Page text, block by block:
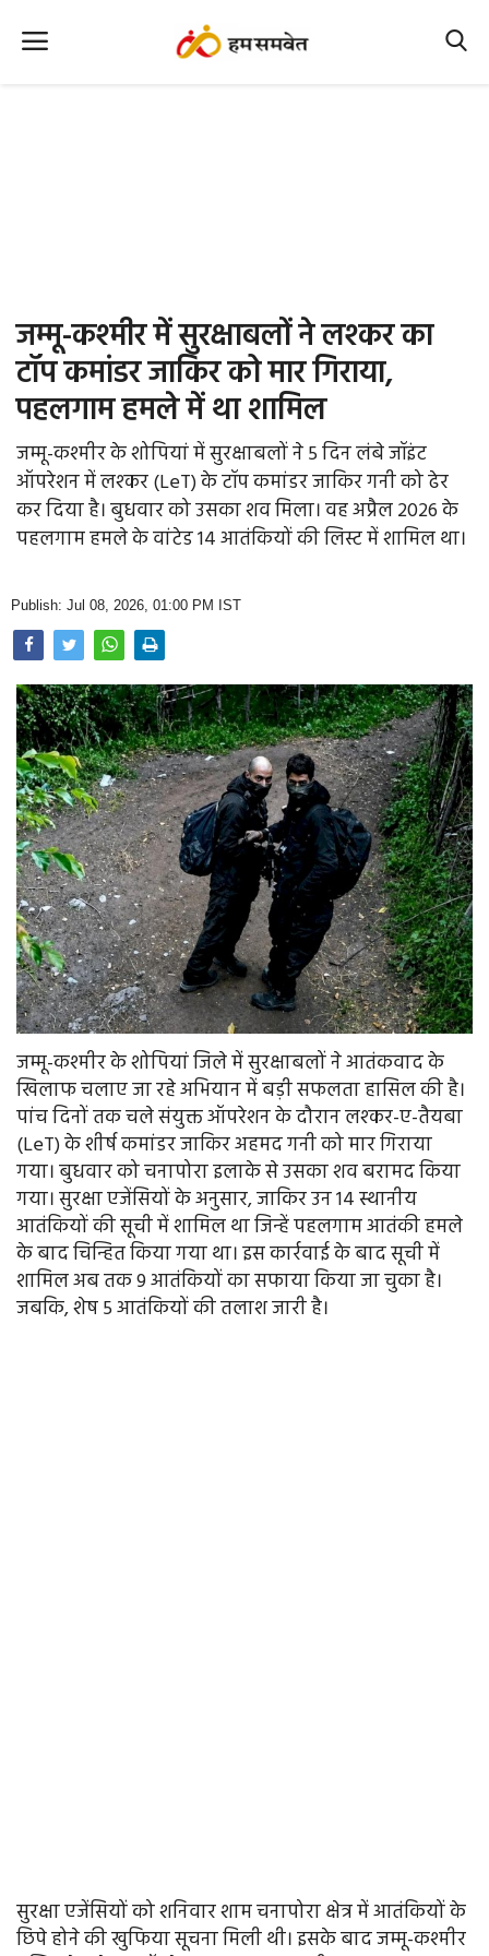
Office Office
Political Gossips
Farm & Food
Opinion
Photo Gallery
Home
जम्मू-कश्मीर में सुरक्षाबलों ने लश्कर का
टॉप कमांडर जाकिर को मार गिराया,
पहलगाम हमले में था शामिल
जम्मू-कश्मीर के शोपियां में सुरक्षाबलों ने 5 दिन लंबे जॉइंट
ऑपरेशन में लश्कर (LeT) के टॉप कमांडर जाकिर गनी को ढेर
कर दिया है। बुधवार को उसका शव मिला। वह अप्रैल 2026 के
पहलगाम हमले के वांटेड 14 आतंकियों की लिस्ट में शामिल था।
Publish: Jul 08, 2026, 01:00 PM IST
जम्मू-कश्मीर के शोपियां जिले में सुरक्षाबलों ने आतंकवाद के
खिलाफ चलाए जा रहे अभियान में बड़ी सफलता हासिल की है।
पांच दिनों तक चले संयुक्त ऑपरेशन के दौरान लश्कर-ए-तैयबा
(LeT) के शीर्ष कमांडर जाकिर अहमद गनी को मार गिराया
गया। बुधवार को चनापोरा इलाके से उसका शव बरामद किया
गया। सुरक्षा एजेंसियों के अनुसार, जाकिर उन 14 स्थानीय
आतंकियों की सूची में शामिल था जिन्हें पहलगाम आतंकी हमले
के बाद चिन्हित किया गया था। इस कार्रवाई के बाद सूची में
शामिल अब तक 9 आतंकियों का सफाया किया जा चुका है।
जबकि, शेष 5 आतंकियों की तलाश जारी है।
सुरक्षा एजेंसियों को शनिवार शाम चनापोरा क्षेत्र में आतंकियों के
छिपे होने की खुफिया सूचना मिली थी। इसके बाद जम्मू-कश्मीर